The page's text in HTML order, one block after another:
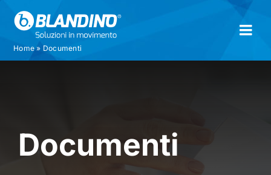
Home» Documenti
Documenti
Documenti